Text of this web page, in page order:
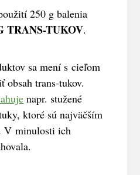
250 g balenia
TRANS-TUKOV.
sa mení s cieľom
obsah trans-tukov.
napr. stužené
ktoré sú najväčším
V minulosti ich